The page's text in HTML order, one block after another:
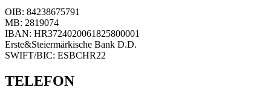
OIB: 84238675791
MB: 2819074
IBAN: HR3724020061825800001
Erste&Steiermärkische Bank D.D.
SWIFT/BIC: ESBCHR22
TELEFON